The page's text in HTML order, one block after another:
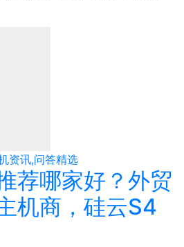
资讯,问答精选
荐哪家好？外贸
机商，硅云S4